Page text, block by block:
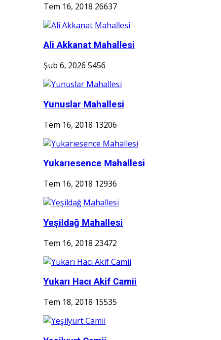
Tem 16, 2018 26637
Ali Akkanat Mahallesi
Şub 6, 2026 5456
Yunuslar Mahallesi
Tem 16, 2018 13206
Yukarıesence Mahallesi
Tem 16, 2018 12936
Yeşildağ Mahallesi
Tem 16, 2018 23472
Yukarı Hacı Akif Camii
Tem 18, 2018 15535